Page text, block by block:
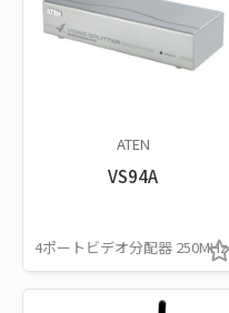
ATEN
VS94A
4ポートビデオ分配器 250MHz